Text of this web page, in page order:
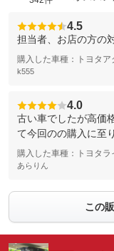
4.5
担当者、お店の方の
購入した車種：トヨタア
k555
4.0
古い車でしたが高価
て今回のの購入に至
購入した車種：トヨタラ
あらりん
この